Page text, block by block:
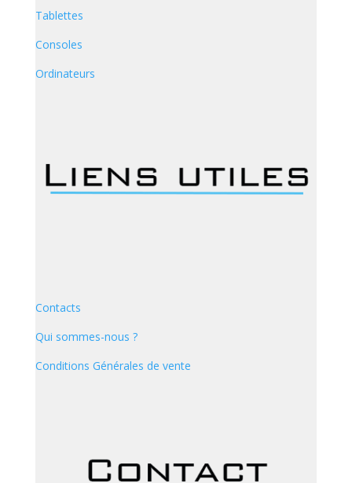
Tablettes
Consoles
Ordinateurs
Contacts
Qui sommes-nous ?
Conditions Générales de vente